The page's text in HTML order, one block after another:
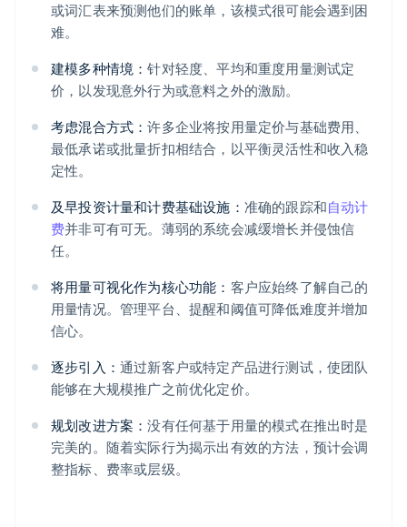
或词汇表来预测他们的账单，该模式很可能会遇到困
难。
建模多种情境：针对轻度、平均和重度用量测试定
价，以发现意外行为或意料之外的激励。
考虑混合方式：许多企业将按用量定价与基础费用、
最低承诺或批量折扣相结合，以平衡灵活性和收入稳
定性。
及早投资计量和计费基础设施： 准确的跟踪和自动计
费并非可有可无。薄弱的系统会减缓增长并侵蚀信
任。
将用量可视化作为核心功能： 客户应始终了解自己的
用量情况。管理平台、提醒和阈值可降低难度并增加
信心。
逐步引入： 通过新客户或特定产品进行测试，使团队
能够在大规模推广之前优化定价。
规划改进方案：没有任何基于用量的模式在推出时是
完美的。随着实际行为揭示出有效的方法，预计会调
整指标、费率或层级。